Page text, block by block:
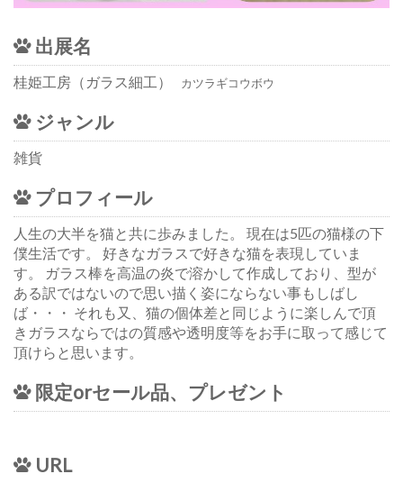
出展名
桂姫工房（ガラス細工） カツラギコウボウ
ジャンル
雑貨
プロフィール
人生の大半を猫と共に歩みました。 現在は5匹の猫様の下
僕生活です。 好きなガラスで好きな猫を表現していま
す。 ガラス棒を高温の炎で溶かして作成しており、型が
ある訳ではないので思い描く姿にならない事もしばし
ば・・・ それも又、猫の個体差と同じように楽しんで頂
きガラスならではの質感や透明度等をお手に取って感じて
頂けらと思います。
限定orセール品、プレゼント
URL